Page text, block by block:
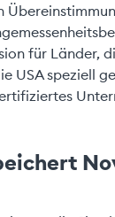
für Länder,
USA speziell